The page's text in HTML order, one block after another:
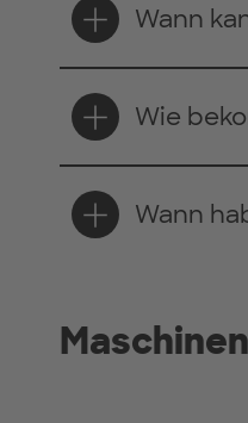
Wann
Wie
Wann